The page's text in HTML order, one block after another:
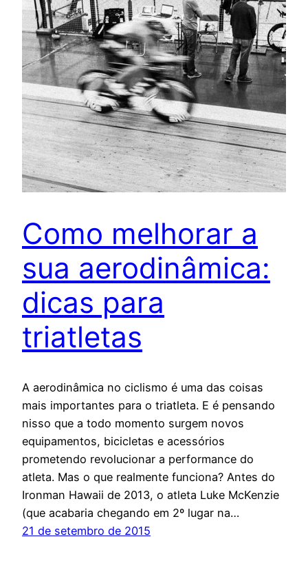
Como melhorar a
sua aerodinâmica:
dicas para
triatletas
A aerodinâmica no ciclismo é uma das coisas
mais importantes para o triatleta. E é pensando
nisso que a todo momento surgem novos
equipamentos, bicicletas e acessórios
prometendo revolucionar a performance do
atleta. Mas o que realmente funciona? Antes do
Ironman Hawaii de 2013, o atleta Luke McKenzie
(que acabaria chegando em 2º lugar na…
21 de setembro de 2015